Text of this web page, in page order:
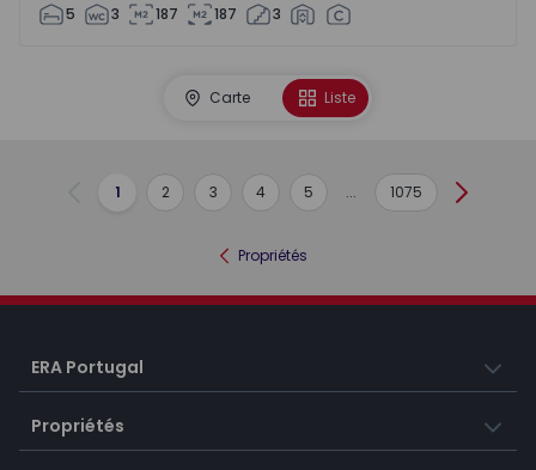
5 3 187 187 3
Carte Liste
Précédent
1 2 3 4 5 ... 1075 Suivant
Propriétés
ERA Portugal
Propriétés